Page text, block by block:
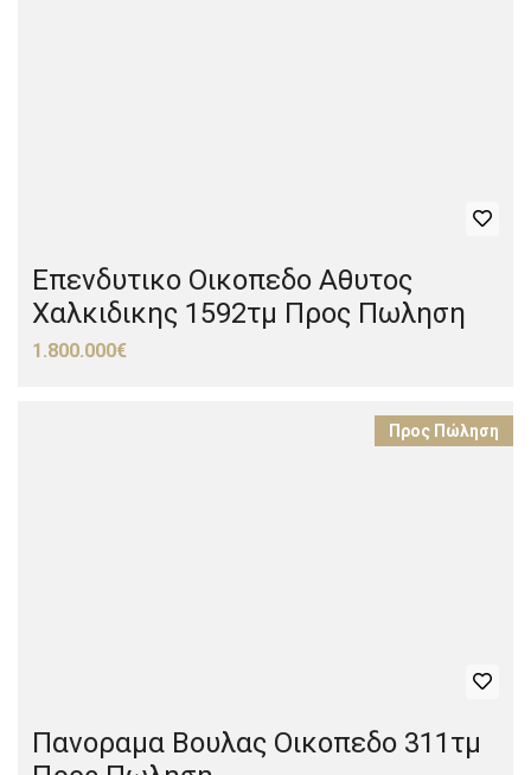
Επενδυτικο Οικοπεδο Αθυτος
Χαλκιδικης 1592τμ Προς Πωληση
1.800.000€
Προς Πώληση
Πανοραμα Βουλας Οικοπεδο 311τμ